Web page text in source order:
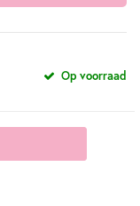
Op voorraad